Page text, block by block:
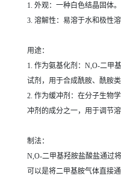
1. 外观：一种白色结晶固体。
3. 溶解性：易溶于水和极性溶
用途：
1. 作为氨基化剂：N,O-二甲
试剂，用于合成酰胺、酰胺类
2. 作为缓冲剂：在分子生物
冲剂的成分之一，用于调节溶
制法：
N,O-二甲基羟胺盐酸盐通过
可以是将二甲基胺气体直接